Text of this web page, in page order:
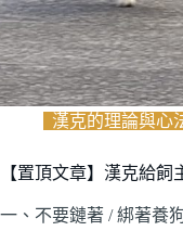
漢克的理論與心
【置頂文章】漢克給
一、不要鏈著 / 綁著養